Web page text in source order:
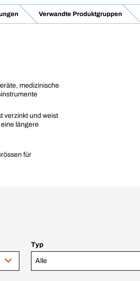
Verwandte Produktgruppen
medizinische
verzinkt und weist
längere
für
Typ
Alle